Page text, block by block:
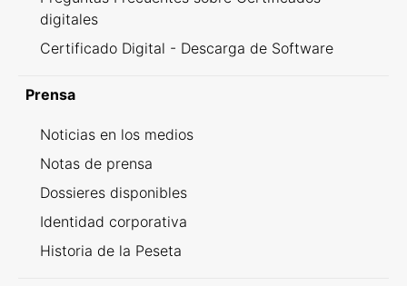
digitales
Certificado Digital - Descarga de Software
Prensa
Noticias en los medios
Notas de prensa
Dossieres disponibles
Identidad corporativa
Historia de la Peseta